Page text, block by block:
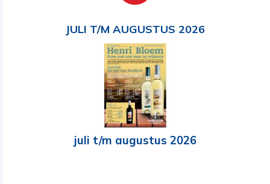
JULI T/M AUGUSTUS 2026
juli t/m augustus 2026